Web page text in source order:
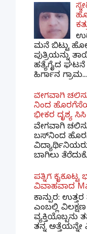
ಮನೆ ಬಿಟ್ಟು
ಪುತ್ರಿಯನ್ನು
ಹತ್ಯೆಗೈದ ಘಟನೆ
ಹಿರ್ಗಾನ ಗ್ರಾಮ...
ವೇಗವಾಗಿ
ನಿಂದ
ಭೀಕರ ದೃಶ್ಯ
ವೇಗವಾಗಿ
ಬಸ್‌ನಿಂದ
ಬಾಗಿಲು
ಪತ್ನಿಗೆ
ವಿವಾಹವಾದ
ಕಾನ್ಪುರ: ಉತ್ತರ
ಎಂಬಲ್ಲಿ
ತನ್ನ